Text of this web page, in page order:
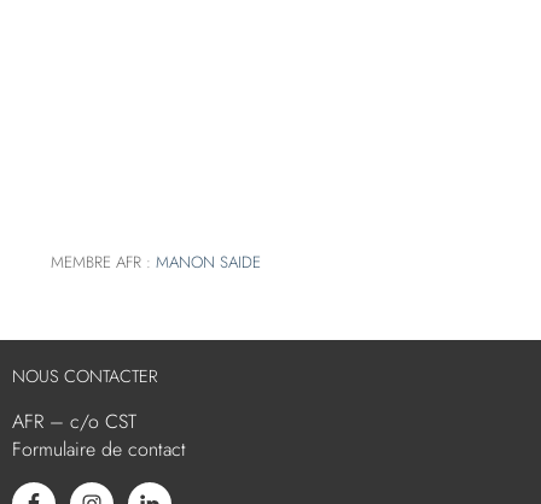
MEMBRE AFR :MANON SAIDE
NOUS CONTACTER
AFR – c/o CST
Formulaire de contact